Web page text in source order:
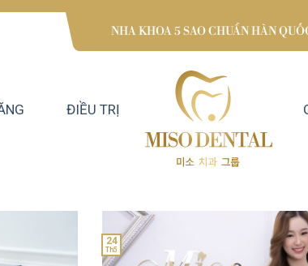
NHA KHOA 5 SAO CHUẨN HÀN
ĐIỀU TRỊ
24
Th5